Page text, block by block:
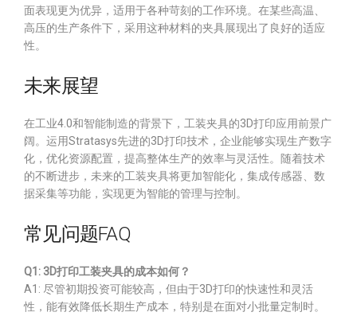
面表现更为优异，适用于各种苛刻的工作环境。在某些高温、
高压的生产条件下，采用这种材料的夹具展现出了良好的适应
性。
未来展望
在工业4.0和智能制造的背景下，工装夹具的3D打印应用前景广
阔。运用Stratasys先进的3D打印技术，企业能够实现生产数字
化，优化资源配置，提高整体生产的效率与灵活性。随着技术
的不断进步，未来的工装夹具将更加智能化，集成传感器、数
据采集等功能，实现更为智能的管理与控制。
常见问题FAQ
Q1: 3D打印工装夹具的成本如何？
A1: 尽管初期投资可能较高，但由于3D打印的快速性和灵活
性，能有效降低长期生产成本，特别是在面对小批量定制时。